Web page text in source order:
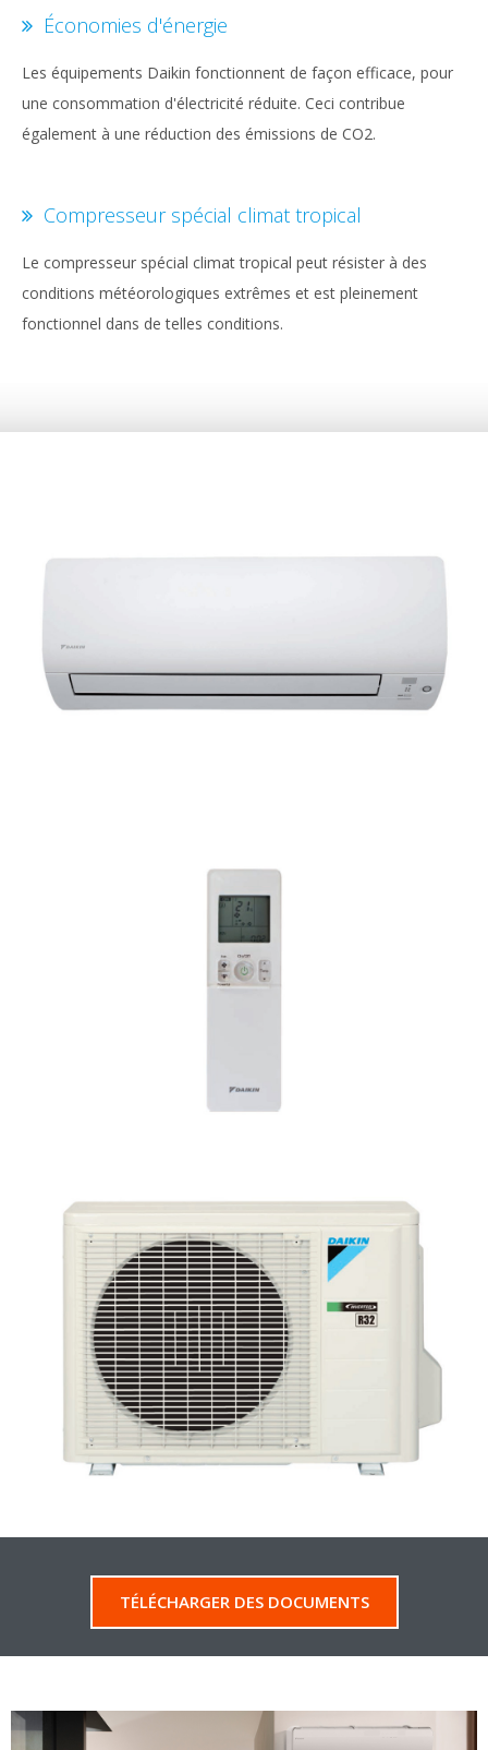
Économies d'énergie
Les équipements Daikin fonctionnent de façon efficace, pour
une consommation d'électricité réduite. Ceci contribue
également à une réduction des émissions de CO2.
Compresseur spécial climat tropical
Le compresseur spécial climat tropical peut résister à des
conditions météorologiques extrêmes et est pleinement
fonctionnel dans de telles conditions.
TÉLÉCHARGER DES DOCUMENTS